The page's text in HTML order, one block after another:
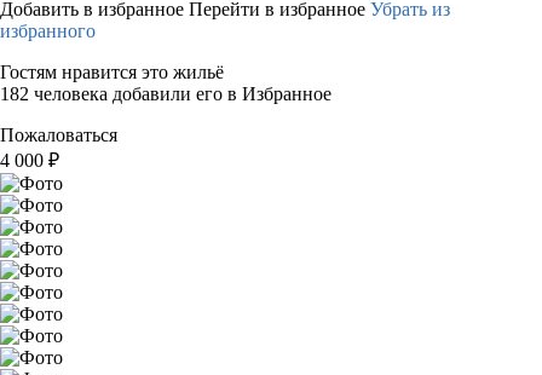
Добавить в избранное Перейти в избранное Убрать из
избранного
Гостям нравится это жильё
182 человека добавили его в Избранное
Пожаловаться
4 000 ₽